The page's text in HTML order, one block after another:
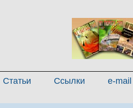
Статьи Ссылки e-mail